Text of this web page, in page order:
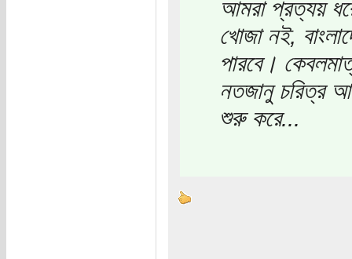
আমরা প্রত্যয়
খোজা নই,
পারবে।
নতজানু চরিত্র
শুরু করে...